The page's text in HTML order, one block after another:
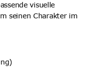
visuelle
seinen Charakter im